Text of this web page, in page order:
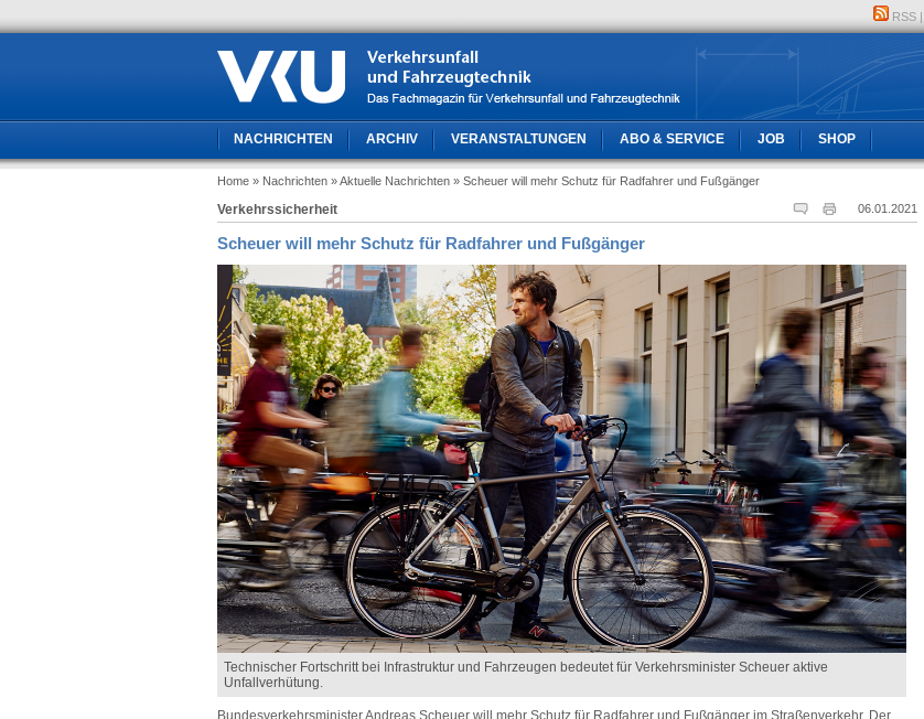
RSS |
NACHRICHTEN ARCHIV VERANSTALTUNGEN ABO & SERVICE JOB SHOP
Home » Nachrichten » Aktuelle Nachrichten » Scheuer will mehr Schutz für Radfahrer und Fußgänger
06.01.2021
Verkehrssicherheit
Scheuer will mehr Schutz für Radfahrer und Fußgänger
Technischer Fortschritt bei Infrastruktur und Fahrzeugen bedeutet für Verkehrsminister Scheuer aktive
Unfallverhütung.
Bundesverkehrsminister Andreas Scheuer will mehr Schutz für Radfahrer und Fußgänger im Straßenverkehr. Der